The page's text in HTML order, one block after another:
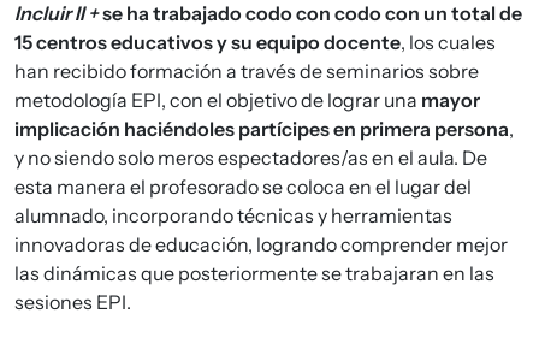
Incluir II +se ha trabajado codo con codo con un total de
15 centros educativos y su equipo docente, los cuales
han recibido formación a través de seminarios sobre
metodología EPI, con el objetivo de lograr una mayor
implicación haciéndoles partícipes en primera persona,
y no siendo solo meros espectadores/as en el aula. De
esta manera el profesorado se coloca en el lugar del
alumnado, incorporando técnicas y herramientas
innovadoras de educación, logrando comprender mejor
las dinámicas que posteriormente se trabajaran en las
sesiones EPI.